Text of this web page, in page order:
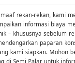
rekan-rekan, kami
informasi biaya
– khususnya sebelum
paparan
kami siapkan. Mohon
di Semi Palar untuk